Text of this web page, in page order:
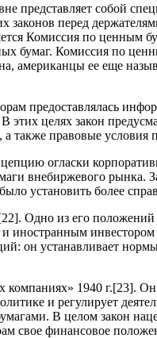
представляет собой
перед
Комиссия по ценным
бумаг. Комиссия по
американцы ее еще
предоставлялась
целях закон
, а также правовые условия
огласки
внебиржевого
установить более
. Одно из его положений
он устанавливает
компаниях» 1940 г.[23]. Он
и регулирует
В целом закон
свое финансовое